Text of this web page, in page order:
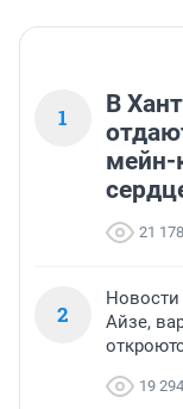
1
В
мейн-
21 178
2
Новости
Айзе,
19 294